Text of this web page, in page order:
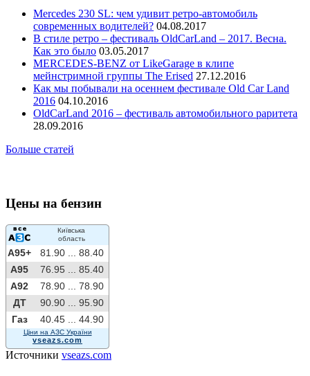
Mercedes 230 SL: чем удивит ретро-автомобиль
современных водителей? 04.08.2017
В стиле ретро – фестиваль OldCarLand – 2017. Весна.
Как это было 03.05.2017
MERCEDES-BENZ от LikeGarage в клипе
мейнстримной группы The Erised 27.12.2016
Как мы побывали на осеннем фестивале Old Car Land
2016 04.10.2016
OldCarLand 2016 – фестиваль автомобильного раритета
28.09.2016
Больше статей
Цены на бензин
Київська
область
A95+ 81.90 ...
88.40
A95
76.95 ...
85.40
A92
78.90 ...
78.90
ДТ
90.90 ...
95.90
Газ
40.45 ... 44.90
Ціни на АЗС України
vseazs.com
Источники vseazs.com